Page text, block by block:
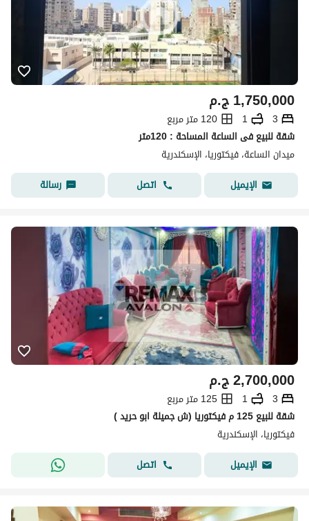
ج.م1,750,000
3
1
120 متر مربع
شقة للبيع فى الساعة المساحة : 120متر
ميدان الساعة، فيكتوريا، الإسكندرية
الإيميل
اتصل رسالة
ج.م2,700,000
3
1
125 متر مربع
شقة للبيع 125 م فيكتوريا (ش جميلة ابو حريد )
فيكتوريا، الإسكندرية
الإيميل
اتصل